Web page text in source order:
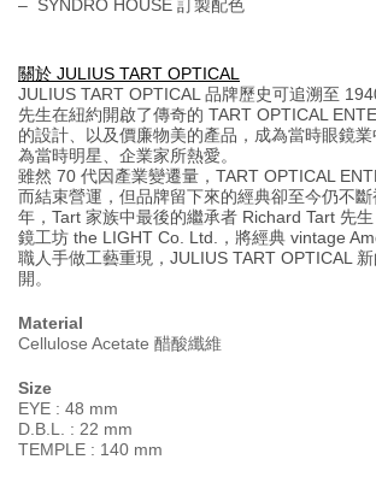
–  SYNDRO HOUSE 訂製配色
關於 JULIUS TART OPTICAL
JULIUS TART OPTICAL 品牌歷史可追溯至
先生在紐約開啟了傳奇的 TART OPTICAL
的設計、以及價廉物美的產品，成為當時眼鏡
為當時明星、企業家所熱愛。
雖然 70 代因產業變遷量，TART OPTICAL
而結束營運，但品牌留下來的經典卻至今仍不
年，Tart 家族中最後的繼承者 Richard Tart 先
鏡工坊 the LIGHT Co. Ltd.，將經典 vintage
職人手做工藝重現，JULIUS TART OPTICAL
開。
Material
Cellulose Acetate 醋酸纖維
Size
EYE : 48 mm
D.B.L. : 22 mm
TEMPLE : 140 mm